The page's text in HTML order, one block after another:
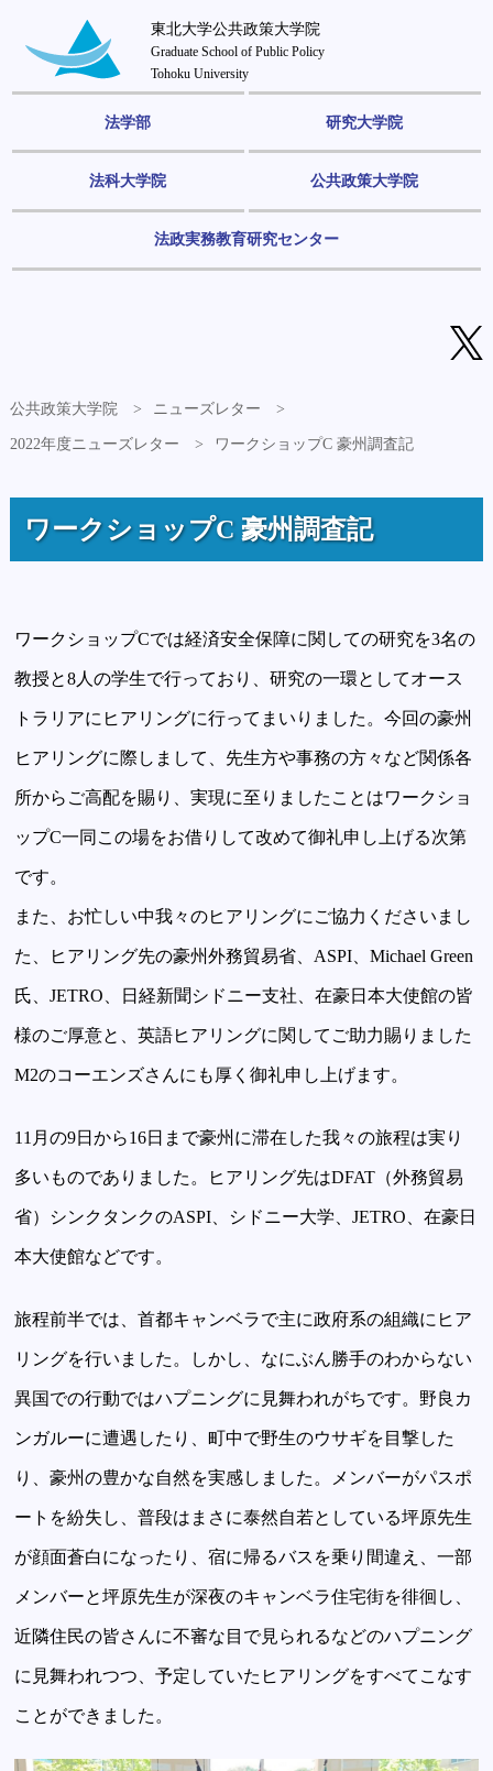
東北大学公共政策大学院
Graduate School of Public Policy
Tohoku University
法学部 研究大学院
法科大学院 公共政策大学院
法政実務教育研究センター
公共政策大学院 ニューズレター
2022年度ニューズレター ワークショップC 豪州調査記
ワークショップC 豪州調査記
ワークショップCでは経済安全保障に関しての研究を3名の
教授と8人の学生で行っており、研究の一環としてオース
トラリアにヒアリングに行ってまいりました。今回の豪州
ヒアリングに際しまして、先生方や事務の方々など関係各
所からご高配を賜り、実現に至りましたことはワークショ
ップC一同この場をお借りして改めて御礼申し上げる次第
です。
また、お忙しい中我々のヒアリングにご協力くださいまし
た、ヒアリング先の豪州外務貿易省、ASPI、Michael Green
氏、JETRO、日経新聞シドニー支社、在豪日本大使館の皆
様のご厚意と、英語ヒアリングに関してご助力賜りました
M2のコーエンズさんにも厚く御礼申し上げます。
11月の9日から16日まで豪州に滞在した我々の旅程は実り
多いものでありました。ヒアリング先はDFAT（外務貿易
省）シンクタンクのASPI、シドニー大学、JETRO、在豪日
本大使館などです。
旅程前半では、首都キャンベラで主に政府系の組織にヒア
リングを行いました。しかし、なにぶん勝手のわからない
異国での行動ではハプニングに見舞われがちです。野良カ
ンガルーに遭遇したり、町中で野生のウサギを目撃した
り、豪州の豊かな自然を実感しました。メンバーがパスポ
ートを紛失し、普段はまさに泰然自若としている坪原先生
が顔面蒼白になったり、宿に帰るバスを乗り間違え、一部
メンバーと坪原先生が深夜のキャンベラ住宅街を徘徊し、
近隣住民の皆さんに不審な目で見られるなどのハプニング
に見舞われつつ、予定していたヒアリングをすべてこなす
ことができました。